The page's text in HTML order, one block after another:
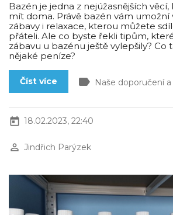
Bazén je jedna z nejúžasnějších
mít doma. Právě bazén vám umožní
zábavy i relaxace, kterou můžete
přáteli. Ale co byste řekli tipům,
zábavu u bazénu ještě vylepšily? Co
nějaké peníze?
Číst více label Naše doporučení
today 18.02.2023, 22:40
perm_identity Jindřich Parýzek